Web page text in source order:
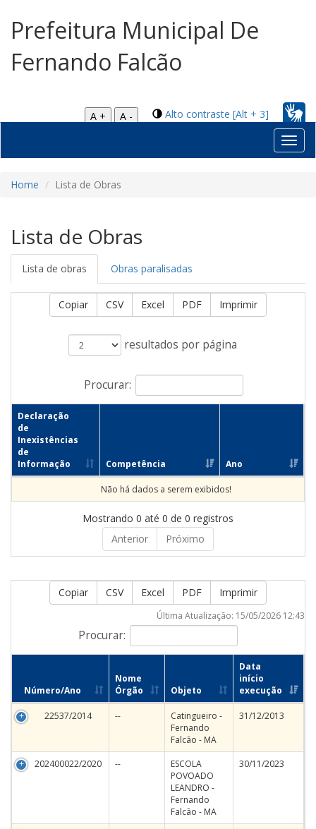
Prefeitura Municipal De
Fernando Falcão
Alto contraste [Alt + 3]
A +
A -
Home Lista de Obras
Lista de Obras
Lista de obras Obras paralisadas
Copiar CSV Excel PDF Imprimir
resultados por página
Procurar:
Declaração
de
Inexistências
de
Informação
Competência Ano
Não há dados a serem exibidos!
Mostrando 0 até 0 de 0 registros
Anterior
Próximo
Copiar CSV Excel PDF Imprimir
Procurar:
Última Atualização: 15/05/2026 12:43
Número/Ano
Nome
Órgão
Objeto
Data
início
execução
22537/2014 --
Catingueiro -
Fernando
Falcão - MA
31/12/2013
202400022/2020 --
ESCOLA
POVOADO
LEANDRO -
Fernando
Falcão - MA
30/11/2023